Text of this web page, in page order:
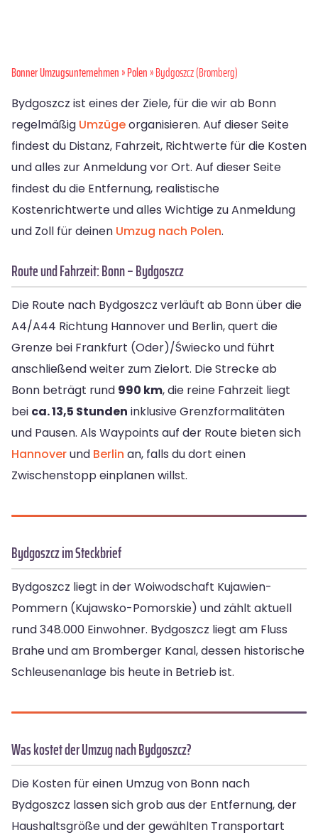
Bonner Umzugsunternehmen»Polen» Bydgoszcz (Bromberg)
Bydgoszcz ist eines der Ziele, für die wir ab Bonn
regelmäßig Umzügeorganisieren. Auf dieser Seite
findest du Distanz, Fahrzeit, Richtwerte für die Kosten
und alles zur Anmeldung vor Ort. Auf dieser Seite
findest du die Entfernung, realistische
Kostenrichtwerte und alles Wichtige zu Anmeldung
und Zoll für deinen Umzug nach Polen.
Route und Fahrzeit: Bonn – Bydgoszcz
Die Route nach Bydgoszcz verläuft ab Bonn über die
A4/A44 Richtung Hannover und Berlin, quert die
Grenze bei Frankfurt (Oder)/Świecko und führt
anschließend weiter zum Zielort. Die Strecke ab
Bonn beträgt rund 990 km, die reine Fahrzeit liegt
bei ca. 13,5 Stunden inklusive Grenzformalitäten
und Pausen. Als Waypoints auf der Route bieten sich
Hannoverund Berlin an, falls du dort einen
Zwischenstopp einplanen willst.
Bydgoszcz im Steckbrief
Bydgoszcz liegt in der Woiwodschaft Kujawien-
Pommern (Kujawsko-Pomorskie) und zählt aktuell
rund 348.000 Einwohner. Bydgoszcz liegt am Fluss
Brahe und am Bromberger Kanal, dessen historische
Schleusenanlage bis heute in Betrieb ist.
Was kostet der Umzug nach Bydgoszcz?
Die Kosten für einen Umzug von Bonn nach
Bydgoszcz lassen sich grob aus der Entfernung, der
Haushaltsgröße und der gewählten Transportart